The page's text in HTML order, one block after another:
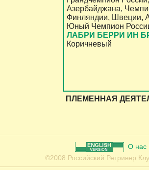
Азербайджана,
Финляндии, Швеции,
Юный Чемпион
ЛАБРИ БЕРРИ ИН
Коричневый
ПЛЕМЕННАЯ
О нас
©2008 Российский Ретривер